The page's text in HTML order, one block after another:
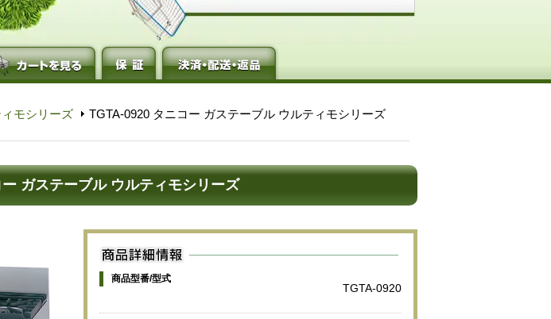
モシリーズ TGTA-0920 タニコー ガステーブル ウルティモシリーズ
ガステーブル ウルティモシリーズ
商品型番/型式
TGTA-0920